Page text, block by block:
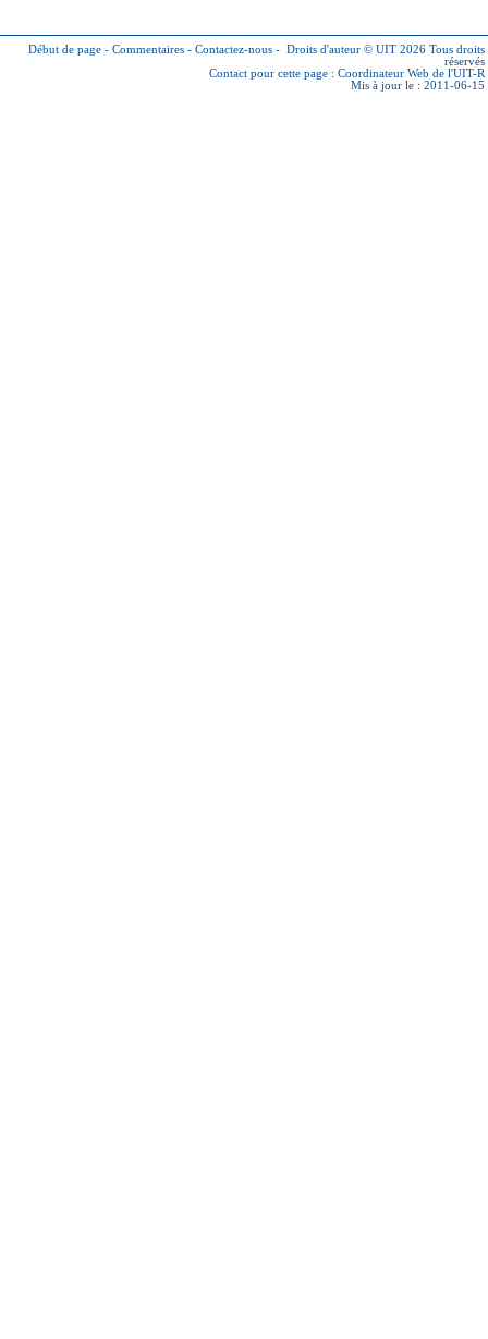
Début de page - Commentaires - Contactez-nous - Droits d'auteur © UIT 2026 Tous droits
réservés
Contact pour cette page : Coordinateur Web de l'UIT-R
Mis à jour le : 2011-06-15